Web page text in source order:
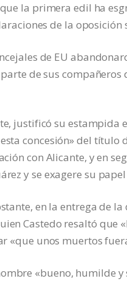
la primera edil ha
de la
de EU
de sus
justificó su estampida
concesión» del título
con Alicante, y en
y se exagere su
en la entrega de
Castedo resaltó que
«que unos muertos
«bueno, humilde